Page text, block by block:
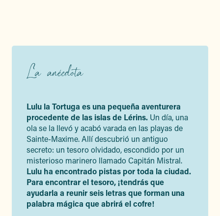
La anécdota
Lulu la Tortuga es una pequeña aventurera
procedente de las islas de Lérins. Un día, una
ola se la llevó y acabó varada en las playas de
Sainte-Maxime. Allí descubrió un antiguo
secreto: un tesoro olvidado, escondido por un
misterioso marinero llamado Capitán Mistral.
Lulu ha encontrado pistas por toda la ciudad.
Para encontrar el tesoro, ¡tendrás que
ayudarla a reunir seis letras que forman una
palabra mágica que abrirá el cofre!